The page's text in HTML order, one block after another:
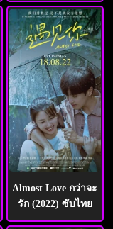
Almost Love กว่าจะ
รัก (2022) ซับไทย